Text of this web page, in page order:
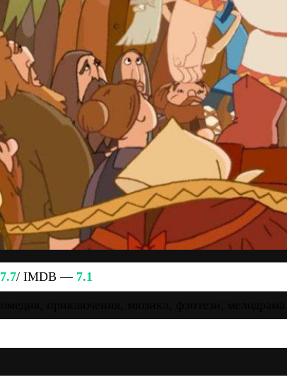
7.7/ IMDB — 7.1